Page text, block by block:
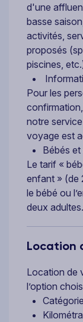
d'une
basse
activités,
proposés
piscines,
Pour les
notre
voyage est
Bébés
Le tarif «
enfant » (de
le bébé ou
deux adultes.
Location
Location de
l’option